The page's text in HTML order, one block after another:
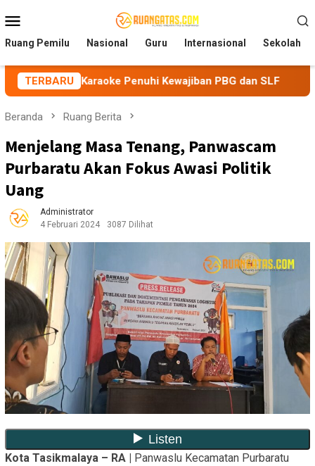
ke
kontenMobile
Ruang Pemilu Nasional Guru Internasional Sekolah
TERBARU
Karaoke Penuhi Kewajiban PBG dan SLF BEM
Beranda Ruang Berita
Menjelang Masa Tenang, Panwascam
Purbaratu Akan Fokus Awasi Politik
Uang
Administrator
4 Februari 2024
3087 Dilihat
Kota Tasikmalaya – RA | Panwaslu Kecamatan Purbaratu